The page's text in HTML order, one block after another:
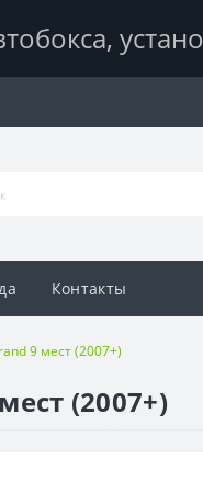
Контакты
9 мест (2007+)
(2007+)